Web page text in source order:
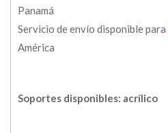
Panamá
Servicio de envío disponible para
América
Soportes disponibles: acrílico